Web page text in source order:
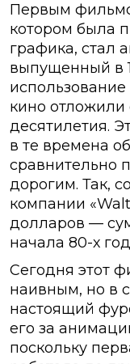
Первым
котором была
графика, стал
выпущенный в
кино
десятилетия.
в те времена
сравнительно
дорогим. Так,
компании
долларов —
начала 80-х
Сегодня этот
наивным, но в
настоящий
его за
поскольку